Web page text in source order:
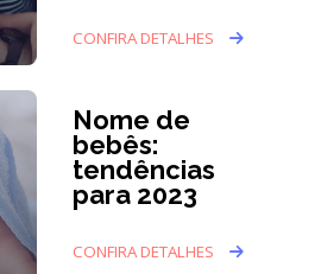
CONFIRA DETALHES
Nome de
bebês:
tendências
para 2023
CONFIRA DETALHES